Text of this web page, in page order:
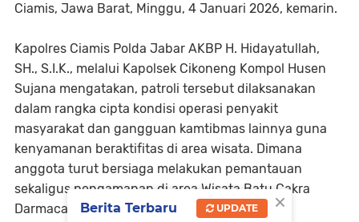
Ciamis, Jawa Barat, Minggu, 4 Januari 2026, kemarin.
Kapolres Ciamis Polda Jabar AKBP H. Hidayatullah,
SH., S.I.K., melalui Kapolsek Cikoneng Kompol Husen
Sujana mengatakan, patroli tersebut dilaksanakan
dalam rangka cipta kondisi operasi penyakit
masyarakat dan gangguan kamtibmas lainnya guna
kenyamanan beraktifitas di area wisata. Dimana
anggota turut bersiaga melakukan pemantauan
sekaligus pengamanan di area Wisata Batu Cakra
Darmacaang.
×
Berita Terbaru UPDATE